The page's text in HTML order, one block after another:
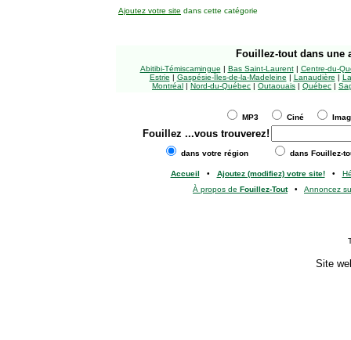
Ajoutez votre site dans cette catégorie
Fouillez-tout dans une
Abitibi-Témiscamingue | Bas Saint-Laurent| Centre-du-
Estrie | Gaspésie-Îles-de-la-Madeleine | Lanaudière |
Montréal | Nord-du-Québec | Outaouais | Québec |
MP3 Ciné
Fouillez ...vous trouverez!
dans votre région dans Fouillez-
Accueil • Ajoutez (modifiez) votre site!•
À propos de Fouillez-Tout• Annoncez
Site